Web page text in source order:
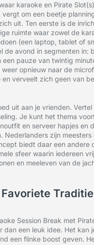
karaoke en Pirate
vergt om een beetje
uit. Ten eerste is de
ruimte waar zowel de
(een laptop, tablet of
de avond in segmenten in:
een pauze van twintig
opnieuw naar de
en verveelt zich geen van
uit aan je vrienden.
Je kunt het thema
en serveer hapjes en
Nederlanders zijn meesters
biedt daar een andere
sfeer waarin iedereen
en meeleven van de
Traditie
Session Break met
dan een leuk idee. Het kan
een flinke boost geven.